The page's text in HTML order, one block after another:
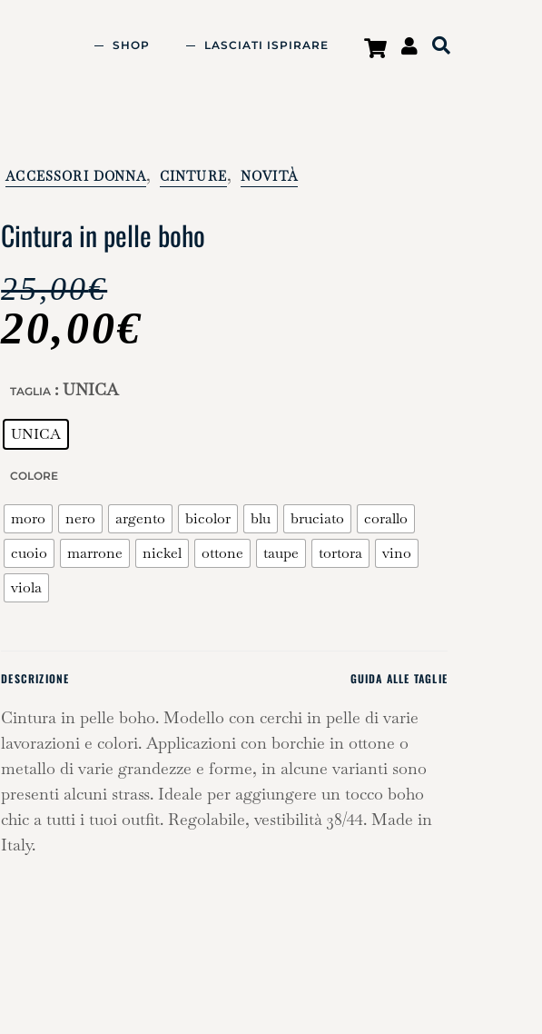
SHOP LASCIATI ISPIRARE
ACCESSORI DONNA, CINTURE, NOVITÀ
Cintura in pelle boho
25,00€
20,00€
TAGLIA : UNICA
UNICA
COLORE
moro nero argento bicolor blu bruciato
corallo
cuoio
marrone nickel ottone taupe tortora
vino
viola
DESCRIZIONE GUIDA ALLE TAGLIE
Cintura in pelle boho. Modello con cerchi in pelle di varie
lavorazioni e colori. Applicazioni con borchie in ottone o
metallo di varie grandezze e forme, in alcune varianti sono
presenti alcuni strass. Ideale per aggiungere un tocco boho
chic a tutti i tuoi outfit. Regolabile, vestibilità 38/44. Made in
Italy.